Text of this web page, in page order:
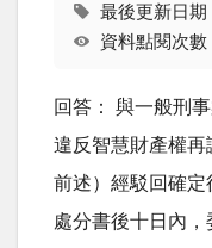
最後更新日
資料點閱次
回答： 與一般刑
違反智慧財產權
前述）經駁回確
處分書後十日內